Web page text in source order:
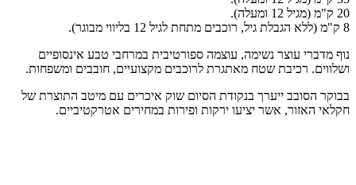
20 ק"מ (מגיל 12 ומעלה).
8 ק"מ (ללא הגבלת גיל, רוכבים מתחת לגיל 12 בליווי מבוגר).
נוף מדברי עוצר נשימה, עוצמה ספורטיבית במרחבי טבע אינסופיים
ושלווים. רכיבת שטח מאתגרת לרוכבים מקצועיים, חובבים ומשפחות.
בבוקר הסובב ייערך בנקודת הסיום שוק איכרים עם מיטב התוצרת של
חקלאי האזור, אשר יציעו ירקות ופירות במחירים אטרקטיביים.